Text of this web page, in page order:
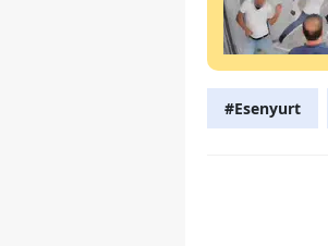
#Esenyurt